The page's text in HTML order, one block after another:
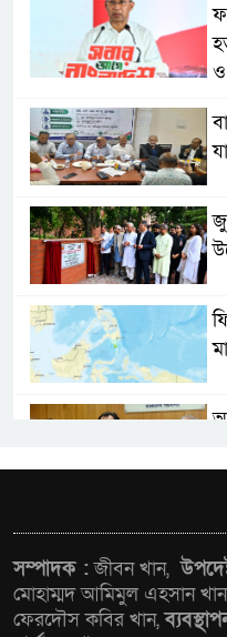
ও
সম্পাদক :জীবন খান,
মোহাম্মদ আমিমুল এহসান
ফেরদৌস কবির খান,